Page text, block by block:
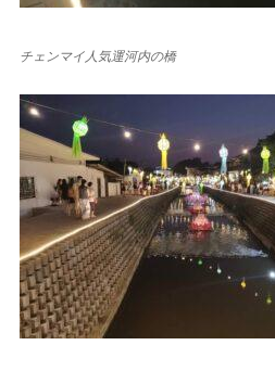
チェンマイ人気運河内の橋